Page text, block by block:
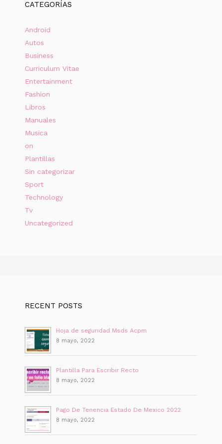
CATEGORÍAS
Android
Autos
Business
Curriculum Vitae
Entertainment
Fashion
Libros
Manuales
Musica
on
Plantillas
Sin categorizar
Sport
Technology
Tv
Uncategorized
RECENT POSTS
Hoja de seguridad Msds Acpm
8 mayo, 2022
Plantilla Para Escribir Recto
8 mayo, 2022
Pago De Tenencia Estado De Mexico 2022
8 mayo, 2022